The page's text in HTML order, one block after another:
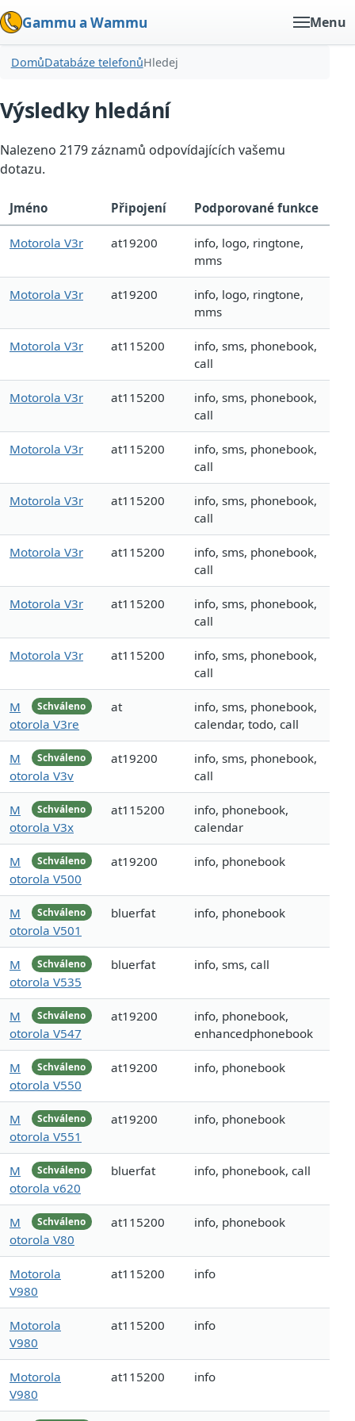
Gammu a Wammu Menu
DomůDatabáze telefonůHledej
Výsledky hledání
Nalezeno 2179 záznamů odpovídajících vašemu
dotazu.
Jméno Připojení Podporované funkce
Motorola V3r at19200
info, logo, ringtone,
mms
Motorola V3r at19200
info, logo, ringtone,
mms
Motorola V3r at115200
info, sms, phonebook,
call
Motorola V3r at115200
info, sms, phonebook,
call
Motorola V3r at115200
info, sms, phonebook,
call
Motorola V3r at115200
info, sms, phonebook,
call
Motorola V3r at115200
info, sms, phonebook,
call
Motorola V3r at115200
info, sms, phonebook,
call
Motorola V3r at115200
info, sms, phonebook,
call
Schváleno
M
otorola V3re
at
info, sms, phonebook,
calendar, todo, call
Schváleno
M
otorola V3v
at19200
info, sms, phonebook,
call
Schváleno
M
otorola V3x
at115200
info, phonebook,
calendar
Schváleno
M
otorola V500
at19200 info, phonebook
Schváleno
M
otorola V501
bluerfat info, phonebook
Schváleno
M
otorola V535
bluerfat info, sms, call
Schváleno
M
otorola V547
at19200
info, phonebook,
enhancedphonebook
Schváleno
M
otorola V550
at19200 info, phonebook
Schváleno
M
otorola V551
at19200 info, phonebook
Schváleno
M
otorola v620
bluerfat info, phonebook, call
Schváleno
M
otorola V80
at115200 info, phonebook
Motorola
V980
at115200 info
Motorola
V980
at115200 info
Motorola
V980
at115200 info